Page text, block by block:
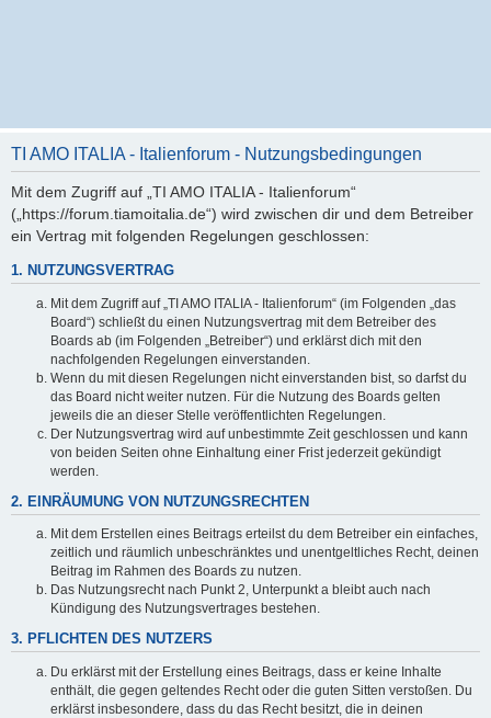
TI AMO ITALIA - Italienforum - Nutzungsbedingungen
Mit dem Zugriff auf „TI AMO ITALIA - Italienforum“
(„https://forum.tiamoitalia.de“) wird zwischen dir und dem Betreiber
ein Vertrag mit folgenden Regelungen geschlossen:
1. NUTZUNGSVERTRAG
Mit dem Zugriff auf „TI AMO ITALIA - Italienforum“ (im Folgenden „das
Board“) schließt du einen Nutzungsvertrag mit dem Betreiber des
Boards ab (im Folgenden „Betreiber“) und erklärst dich mit den
nachfolgenden Regelungen einverstanden.
Wenn du mit diesen Regelungen nicht einverstanden bist, so darfst du
das Board nicht weiter nutzen. Für die Nutzung des Boards gelten
jeweils die an dieser Stelle veröffentlichten Regelungen.
Der Nutzungsvertrag wird auf unbestimmte Zeit geschlossen und kann
von beiden Seiten ohne Einhaltung einer Frist jederzeit gekündigt
werden.
2. EINRÄUMUNG VON NUTZUNGSRECHTEN
Mit dem Erstellen eines Beitrags erteilst du dem Betreiber ein einfaches,
zeitlich und räumlich unbeschränktes und unentgeltliches Recht, deinen
Beitrag im Rahmen des Boards zu nutzen.
Das Nutzungsrecht nach Punkt 2, Unterpunkt a bleibt auch nach
Kündigung des Nutzungsvertrages bestehen.
3. PFLICHTEN DES NUTZERS
Du erklärst mit der Erstellung eines Beitrags, dass er keine Inhalte
enthält, die gegen geltendes Recht oder die guten Sitten verstoßen. Du
erklärst insbesondere, dass du das Recht besitzt, die in deinen